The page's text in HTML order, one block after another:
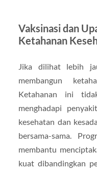
Vaksinasi dan
Ketahanan
Jika dilihat lebih
membangun
Ketahanan ini
menghadapi
kesehatan dan
bersama-sama.
membantu
kuat dibandingkan